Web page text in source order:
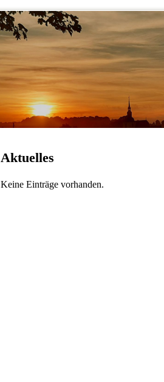
Aktuelles
Keine Einträge vorhanden.